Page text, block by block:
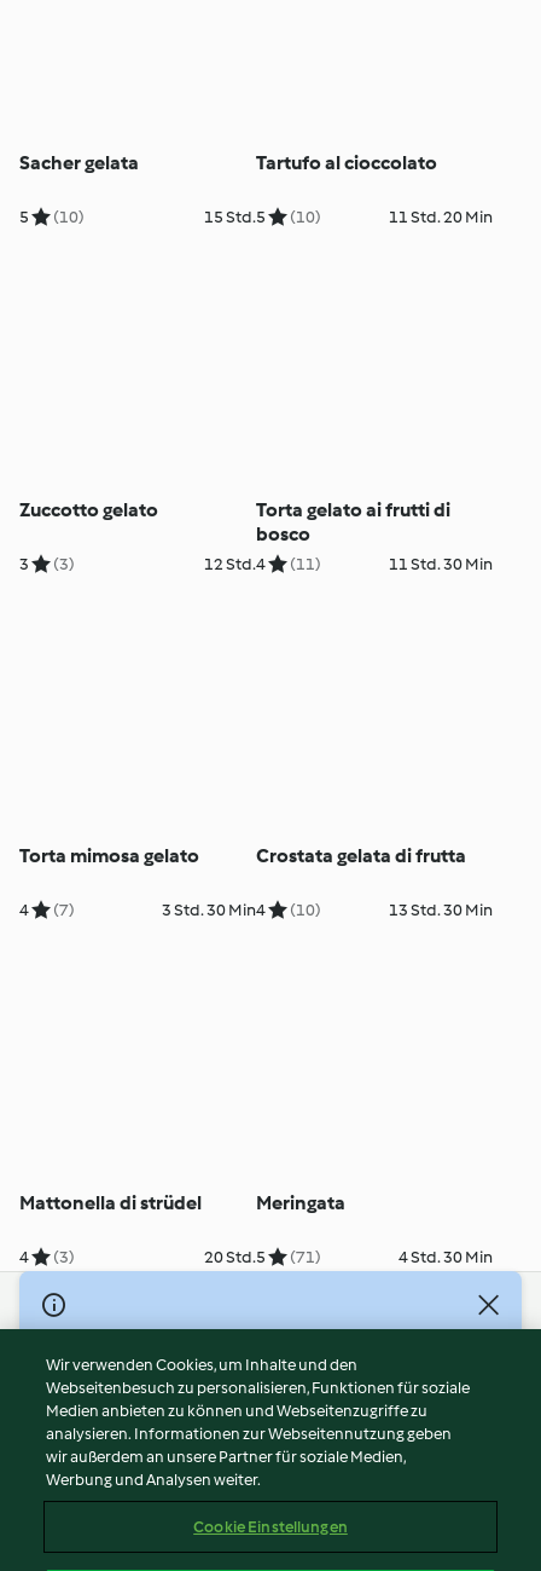
Sacher gelata
5 (10) 15 Std.
Tartufo al cioccolato
5 (10) 11 Std. 20 Min
Zuccotto gelato
3 (3) 12 Std.
Torta gelato ai frutti di
bosco
4 (11) 11 Std. 30 Min
Torta mimosa gelato
4 (7) 3 Std. 30 Min
Crostata gelata di frutta
4 (10) 13 Std. 30 Min
Mattonella di strüdel
4 (3) 20 Std.
Meringata
5 (71) 4 Std. 30 Min
© Copyright 2026
Nutzungsbedingungen
Datenschutzrichtlinien
Disclaimer
Impressum
Cookies
Abo kündigen
Wir verwenden Cookies, um Inhalte und den
Webseitenbesuch zu personalisieren, Funktionen für soziale
Medien anbieten zu können und Webseitenzugriffe zu
analysieren. Informationen zur Webseitennutzung geben
wir außerdem an unsere Partner für soziale Medien,
Werbung und Analysen weiter.
Cookie Einstellungen